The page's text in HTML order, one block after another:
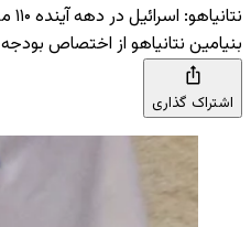
نتانیاهو: اسرائیل در دهه آینده ۱۱۰ میلیارد دلار در صنعت تسلیحاتی سرمایه‌گذاری می‌کند
بنیامین نتانیاهو از اختصاص بودجه ۱۱۰ میلیارد دلاری برای توسعه صنایع نظامی مستقل در دهه آینده خبر داد.
اشتراک گذاری